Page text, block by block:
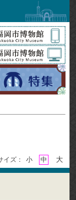
イズ： 小 中 大